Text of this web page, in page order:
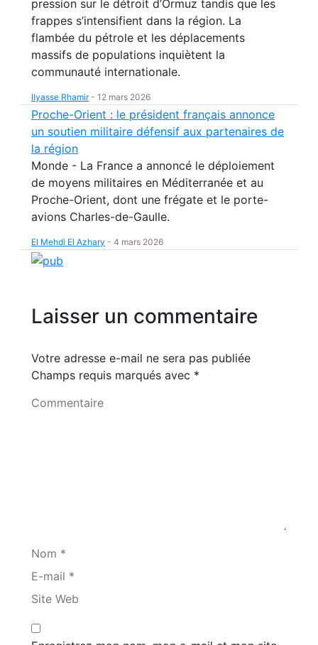
pression sur le détroit d’Ormuz tandis que les
frappes s’intensifient dans la région. La
flambée du pétrole et les déplacements
massifs de populations inquiètent la
communauté internationale.
Ilyasse Rhamir- 12 mars 2026
Proche-Orient : le président français annonce
un soutien militaire défensif aux partenaires de
la région
Monde - La France a annoncé le déploiement
de moyens militaires en Méditerranée et au
Proche-Orient, dont une frégate et le porte-
avions Charles-de-Gaulle.
El Mehdi El Azhary - 4 mars 2026
Laisser un commentaire
Votre adresse e-mail ne sera pas publiée
Champs requis marqués avec *
Commentaire
Nom *
E-mail *
Site Web